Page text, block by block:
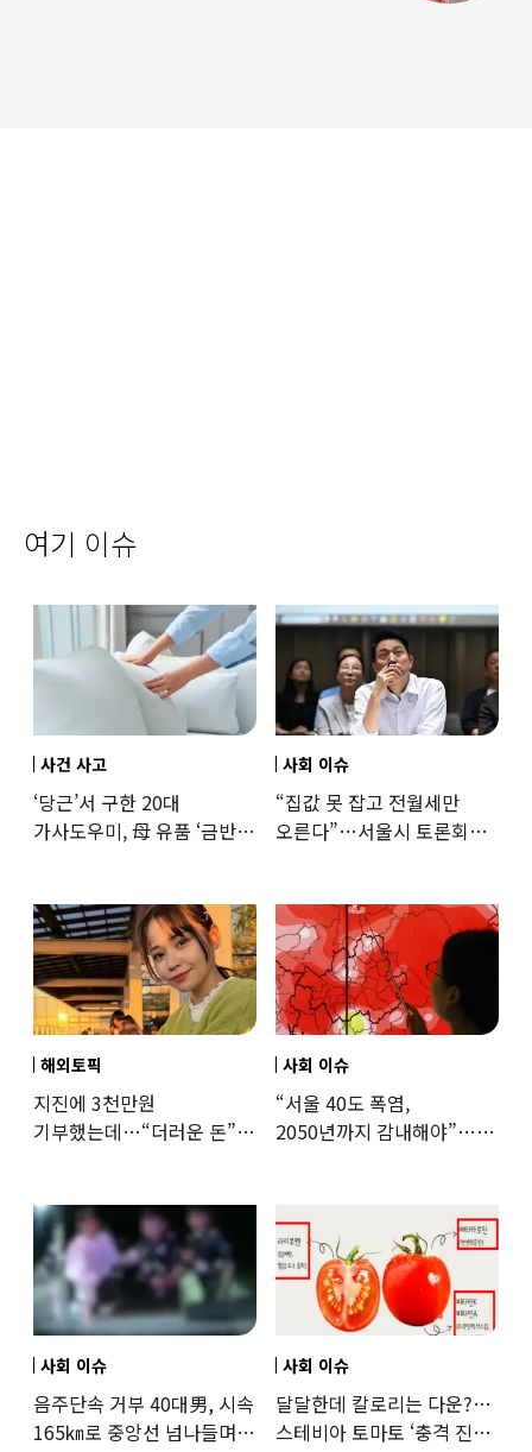
여기 이슈
사건 사고
‘당근’서 구한 20대
가사도우미, 母 유품 ‘금반지
사회 이슈
“집값 못 잡고 전월세만
오른다”…서울시 토론회서
해외토픽
지진에 3천만원
기부했는데…“더러운 돈”
사회 이슈
“서울 40도 폭염,
2050년까지 감내해야”…
사회 이슈
음주단속 거부 40대男, 시속
165㎞로 중앙선 넘나들며
사회 이슈
달달한데 칼로리는 다운?…
스테비아 토마토 ‘충격 진실’